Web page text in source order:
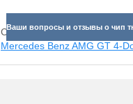
Ваши вопросы и отзывы о чип
Смотрите прибавки для
Mercedes Benz AMG GT 4-